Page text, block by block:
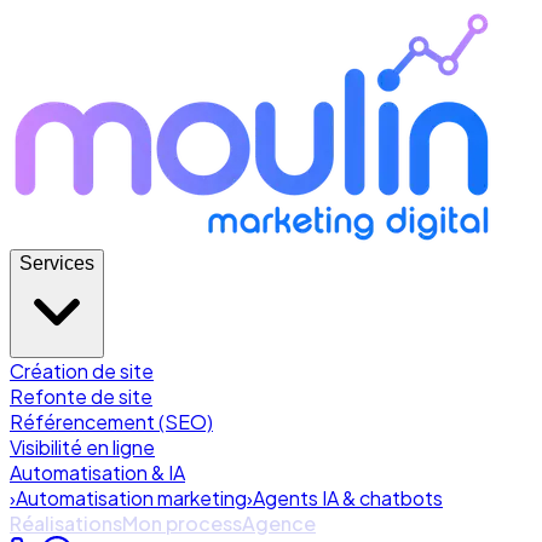
Services
Création de site
Refonte de site
Référencement (SEO)
Visibilité en ligne
Automatisation & IA
›Automatisation marketing›Agents IA & chatbots
RéalisationsMon processAgence